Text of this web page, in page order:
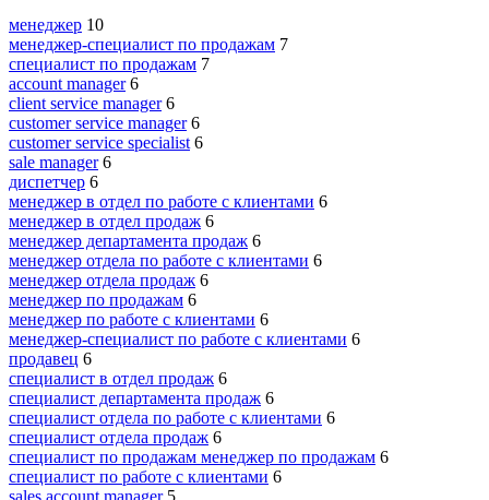
менеджер 10
менеджер-специалист по продажам 7
специалист по продажам 7
account manager 6
client service manager 6
customer service manager 6
customer service specialist 6
sale manager 6
диспетчер 6
менеджер в отдел по работе с клиентами 6
менеджер в отдел продаж 6
менеджер департамента продаж 6
менеджер отдела по работе с клиентами 6
менеджер отдела продаж 6
менеджер по продажам 6
менеджер по работе с клиентами 6
менеджер-специалист по работе с клиентами 6
продавец 6
специалист в отдел продаж 6
специалист департамента продаж 6
специалист отдела по работе с клиентами 6
специалист отдела продаж 6
специалист по продажам менеджер по продажам 6
специалист по работе с клиентами 6
sales account manager 5